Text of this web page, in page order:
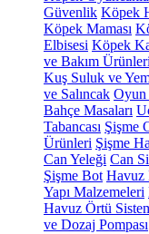
Güvenlik Köpek
Köpek Maması
Elbisesi Köpek
ve Bakım Ürünleri
Kuş Suluk ve
ve Salıncak Oyun
Bahçe Masaları
Tabancası Şişme
Ürünleri Şişme
Can Yeleği Can
Şişme Bot Havuz
Yapı Malzemeleri
Havuz Örtü
ve Dozaj Pompası